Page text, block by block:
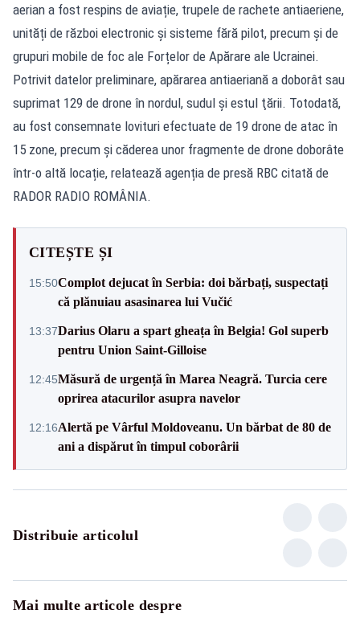
aerian a fost respins de aviație, trupele de rachete antiaeriene,
unități de război electronic și sisteme fără pilot, precum și de
grupuri mobile de foc ale Forțelor de Apărare ale Ucrainei.
Potrivit datelor preliminare, apărarea antiaeriană a doborât sau
suprimat 129 de drone în nordul, sudul și estul ţării. Totodată,
au fost consemnate lovituri efectuate de 19 drone de atac în
15 zone, precum și căderea unor fragmente de drone doborâte
într-o altă locație, relatează agenția de presă RBC citată de
RADOR RADIO ROMÂNIA.
CITEȘTE ȘI
15:50Complot dejucat în Serbia: doi bărbați, suspectați
că plănuiau asasinarea lui Vučić
13:37Darius Olaru a spart gheața în Belgia! Gol superb
pentru Union Saint-Gilloise
12:45Măsură de urgență în Marea Neagră. Turcia cere
oprirea atacurilor asupra navelor
12:16Alertă pe Vârful Moldoveanu. Un bărbat de 80 de
ani a dispărut în timpul coborârii
Distribuie articolul
Mai multe articole despre